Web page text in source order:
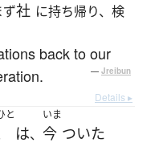
社 に持ち帰り、検
back to our
— Jreibun
Details ▸
と
は、
いま
今 ついた